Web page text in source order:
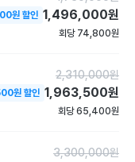
원 할인 1,496,000원
회당 74,800원
2,310,000원
원 할인 1,963,500원
회당 65,400원
3,300,000원